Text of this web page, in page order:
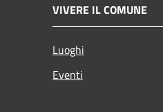
VIVERE IL COMUNE
Luoghi
Eventi